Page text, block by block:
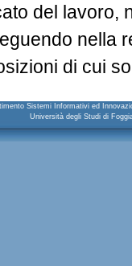
del lavoro,
nella
di cui
Sistemi Informativi ed
Università degli Studi di